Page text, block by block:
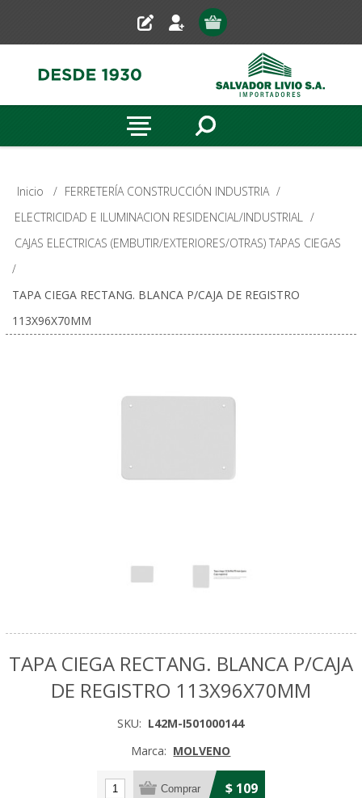
Inicio / FERRETERÍA CONSTRUCCIÓN INDUSTRIA /
ELECTRICIDAD E ILUMINACION RESIDENCIAL/INDUSTRIAL /
CAJAS ELECTRICAS (EMBUTIR/EXTERIORES/OTRAS) TAPAS CIEGAS
/
TAPA CIEGA RECTANG. BLANCA P/CAJA DE REGISTRO
113X96X70MM
TAPA CIEGA RECTANG. BLANCA P/CAJA
DE REGISTRO 113X96X70MM
SKU: L42M-I501000144
Marca: MOLVENO
$ 109